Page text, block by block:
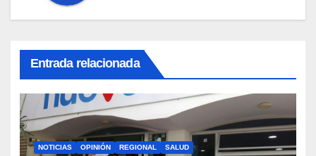
Entrada relacionada
NOTICIAS OPINIÓN REGIONAL SALUD